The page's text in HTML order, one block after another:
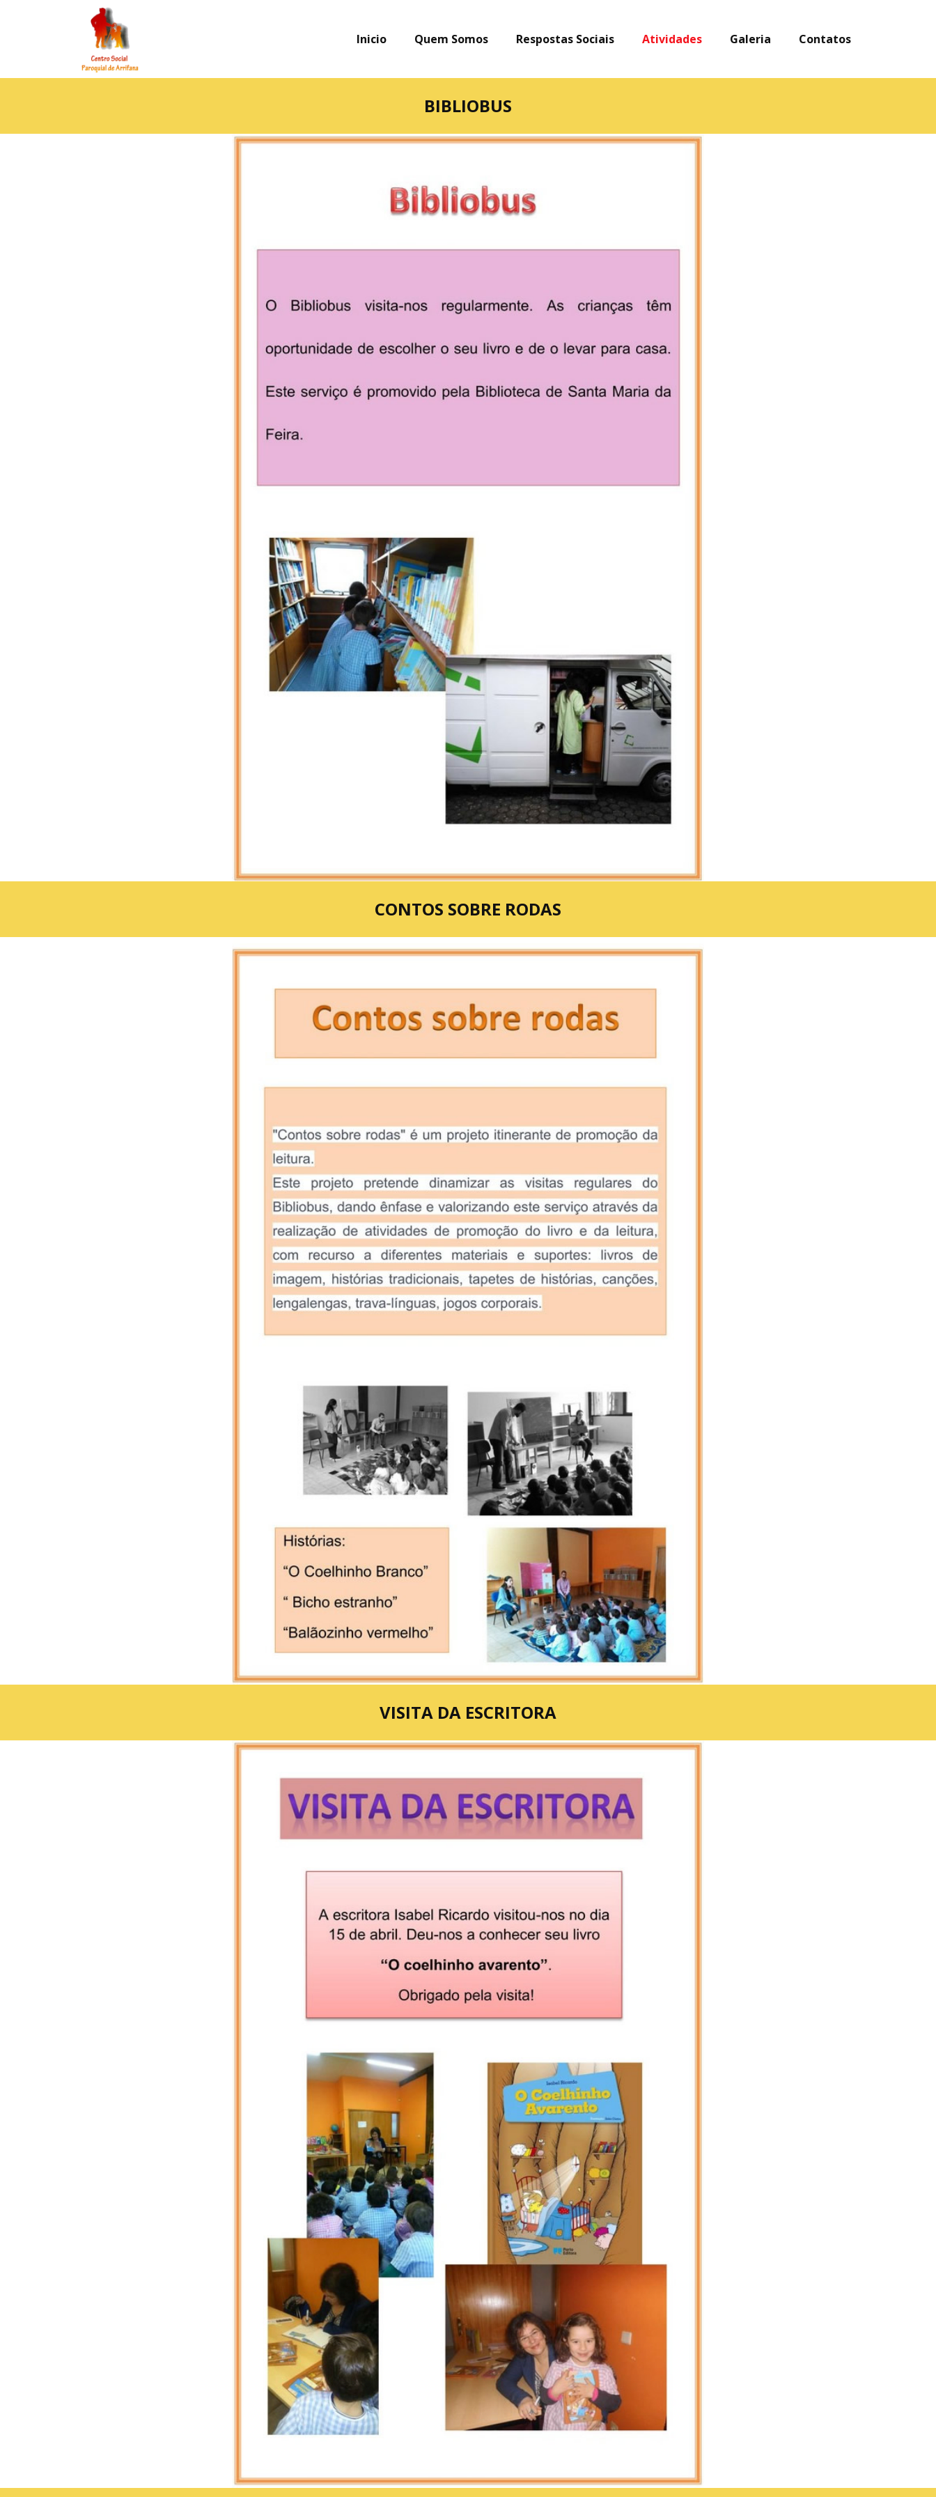
Inicio Quem Somos Respostas Sociais Atividades Galeria Contatos
BIBLIOBUS
CONTOS SOBRE RODAS
VISITA DA ESCRITORA